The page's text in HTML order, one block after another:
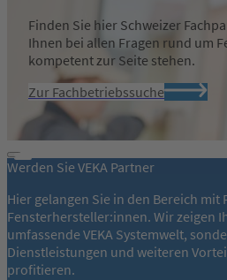
Finden Sie hier Schweizer
Ihnen bei allen Fragen rund um
kompetent zur Seite stehen.
Zur Fachbetriebssuche
Werden Sie VEKA Partner
Hier gelangen Sie in den Bereich
Fensterhersteller:innen. Wir zeigen
umfassende VEKA Systemwelt,
Dienstleistungen und weiteren
profitieren.